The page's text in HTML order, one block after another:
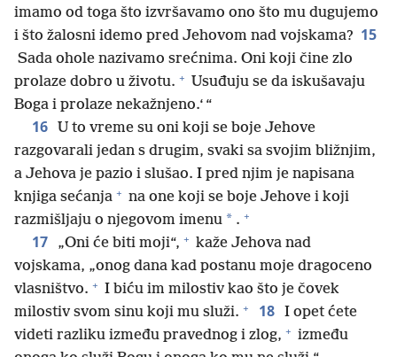
imamo od toga što izvršavamo ono što mu dugujemo
i što žalosni idemo pred Jehovom nad vojskama? 15
Sada ohole nazivamo srećnima. Oni koji čine zlo
prolaze dobro u životu. + Usuđuju se da iskušavaju
Boga i prolaze nekažnjeno.‘ “
16
U to vreme su oni koji se boje Jehove
razgovarali jedan s drugim, svaki sa svojim bližnjim,
a Jehova je pazio i slušao. I pred njim je napisana
knjiga sećanja + na one koji se boje Jehove i koji
razmišljaju o njegovom imenu * . +
17 „Oni će biti moji“, + kaže Jehova nad
vojskama, „onog dana kad postanu moje dragoceno
vlasništvo. + I biću im milostiv kao što je čovek
milostiv svom sinu koji mu služi. + 18 I opet ćete
videti razliku između pravednog i zlog, + između